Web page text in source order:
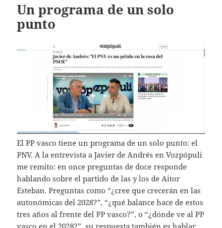
Un programa de un solo
punto
El PP vasco tiene un programa de un solo punto: el
PNV. A la entrevista a Javier de Andrés en Vozpópuli
me remito: en once preguntas de doce responde
hablando sobre el partido de las y los de Aitor
Esteban. Preguntas como “¿cree que crecerán en las
autonómicas del 2028?”, “¿qué balance hace de estos
tres años al frente del PP vasco?”, o “¿dónde ve al PP
vasco en el 2028?”, su respuesta también es hablar